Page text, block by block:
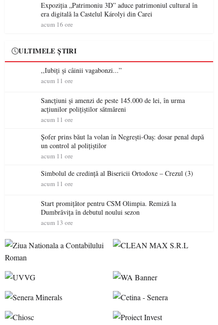
Expoziția „Patrimoniu 3D” aduce patrimoniul cultural în
era digitală la Castelul Károlyi din Carei
acum 16 ore
ULTIMELE ȘTIRI
,,Iubiți și câinii vagabonzi...”
acum 11 ore
Sancțiuni și amenzi de peste 145.000 de lei, în urma
acțiunilor polițiștilor sătmăreni
acum 11 ore
Șofer prins băut la volan în Negrești-Oaș: dosar penal după
un control al polițiștilor
acum 11 ore
Simbolul de credinţă al Bisericii Ortodoxe – Crezul (3)
acum 11 ore
Start promițător pentru CSM Olimpia. Remiză la
Dumbrăvița în debutul noului sezon
acum 13 ore